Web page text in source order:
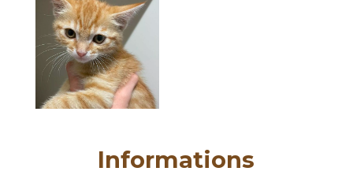
Informations